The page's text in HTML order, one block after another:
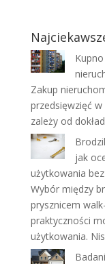
Zakup
przedsięwzięć
zależy od
jak
użytkowania
Wybór między
prysznicem
praktyczności
użytkowania.